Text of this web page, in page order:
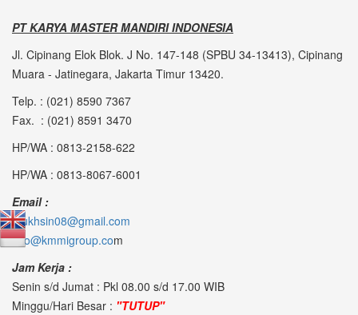
PT KARYA MASTER MANDIRI INDONESIA
Jl. Cipinang Elok Blok. J No. 147-148 (SPBU 34-13413), Cipinang
Muara - Jatinegara, Jakarta Timur 13420.
Telp. : (021) 8590 7367
Fax. : (021) 8591 3470
HP/WA : 0813-2158-622
HP/WA : 0813-8067-6001
Email :
mukhsin08@gmail.com
info@kmmigroup.com
Jam Kerja :
Senin s/d Jumat : Pkl 08.00 s/d 17.00 WIB
Minggu/Hari Besar : "TUTUP"